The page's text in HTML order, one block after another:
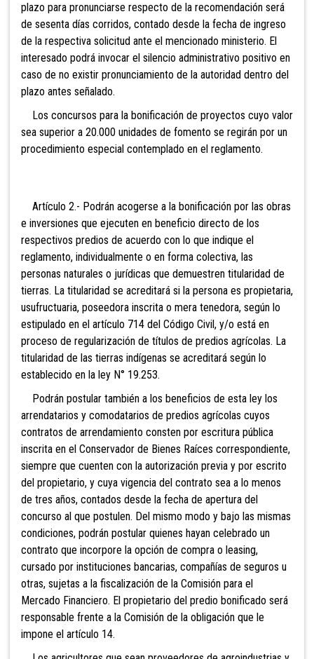
plazo para pronunciarse respecto de la recomendación será
de sesenta días corridos, contado desde la fecha de ingreso
de la respectiva solicitud ante el mencionado ministerio. El
interesado podrá invocar el silencio administrativo positivo en
caso de no existir pronunciamiento de la autoridad dentro del
plazo antes señalado.
Los concursos para la bonificación de proyectos cuyo valor
sea superior a 20.000 unidades de fomento se regirán por un
procedimiento especial contemplado en el reglamento.
Artículo 2.- Podrán acogerse a la bonificación por las obras
e inversiones que ejecuten en beneficio directo de los
respectivos predios de acuerdo con lo que indique el
reglamento, individualmente o en forma colectiva, las
personas naturales o jurídicas que demuestren titularidad de
tierras. La titularidad se acreditará si la persona es propietaria,
usufructuaria, poseedora inscrita o mera tenedora, según lo
estipulado en el artículo 714 del Código Civil, y/o está en
proceso de regularización de títulos de predios agrícolas. La
titularidad de las tierras indígenas se acreditará según lo
establecido en la ley N° 19.253.
Podrán postular también a los beneficios de esta ley los
arrendatarios y comodatarios de predios agrícolas cuyos
contratos de arrendamiento consten por escritura pública
inscrita en el Conservador de Bienes Raíces correspondiente,
siempre que cuenten con la autorización previa y por escrito
del propietario, y cuya vigencia del contrato sea a lo menos
de tres años, contados desde la fecha de apertura del
concurso al que postulen. Del mismo modo y bajo las mismas
condiciones, podrán postular quienes hayan celebrado un
contrato que incorpore la opción de compra o leasing,
cursado por instituciones bancarias, compañías de seguros u
otras, sujetas a la fiscalización de la Comisión para el
Mercado Financiero. El propietario del predio bonificado será
responsable frente a la Comisión de la obligación que le
impone el artículo 14.